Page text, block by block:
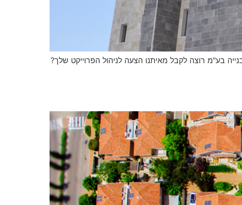
א.טל ניהול ובנייה בע"מ רוצה לקבל מאיתנו הצעה לניהול הפרוייקט שלך?